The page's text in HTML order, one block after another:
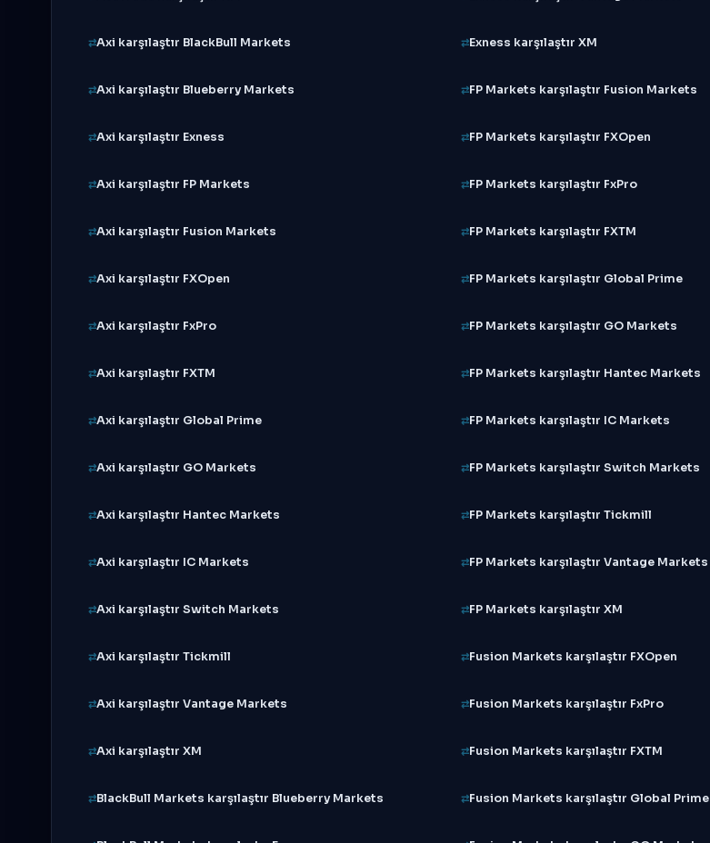
Axi karşılaştır BlackBull Markets
Axi karşılaştır Blueberry Markets
Axi karşılaştır Exness
Axi karşılaştır FP Markets
Axi karşılaştır Fusion Markets
Axi karşılaştır FXOpen
Axi karşılaştır FxPro
Axi karşılaştır FXTM
Axi karşılaştır Global Prime
Axi karşılaştır GO Markets
Axi karşılaştır Hantec Markets
Axi karşılaştır IC Markets
Axi karşılaştır Switch Markets
Axi karşılaştır Tickmill
Axi karşılaştır Vantage Markets
Axi karşılaştır XM
BlackBull Markets karşılaştır Blueberry Markets
Exness karşılaştır XM
FP Markets karşılaştır Fusion Markets
FP Markets karşılaştır FXOpen
FP Markets karşılaştır FxPro
FP Markets karşılaştır FXTM
FP Markets karşılaştır Global Prime
FP Markets karşılaştır GO Markets
FP Markets karşılaştır Hantec Markets
FP Markets karşılaştır IC Markets
FP Markets karşılaştır Switch Markets
FP Markets karşılaştır Tickmill
FP Markets karşılaştır Vantage Markets
FP Markets karşılaştır XM
Fusion Markets karşılaştır FXOpen
Fusion Markets karşılaştır FxPro
Fusion Markets karşılaştır FXTM
Fusion Markets karşılaştır Global Prime